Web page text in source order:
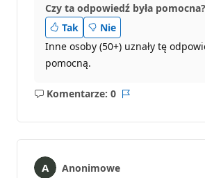
Czy ta odpowiedź była pomocna?
Tak
Nie
Inne osoby (50+) uznały tę
pomocną.
Komentarze: 0
Brak
Anonimowe